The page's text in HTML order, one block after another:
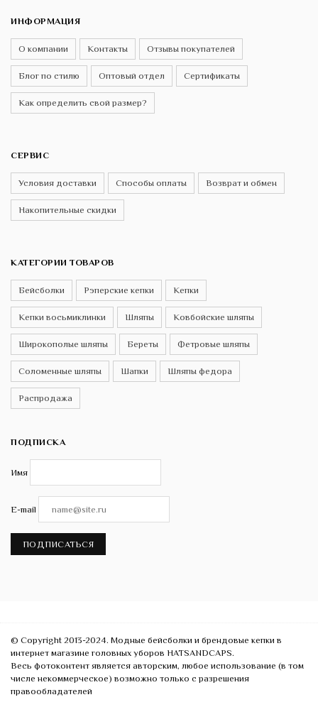
ИНФОРМАЦИЯ
О компании Контакты Отзывы покупателей
Блог по стилю Оптовый отдел Сертификаты
Как определить свой размер?
СЕРВИС
Условия доставки Способы оплаты Возврат и обмен
Накопительные скидки
КАТЕГОРИИ ТОВАРОВ
Бейсболки Рэперские кепки Кепки
Кепки восьмиклинки Шляпы Ковбойские шляпы
Широкополые шляпы Береты Фетровые шляпы
Соломенные шляпы Шапки Шляпы федора
Распродажа
ПОДПИСКА
Имя
E-mail
ПОДПИСАТЬСЯ
© Copyright 2013-2024. Модные бейсболки и брендовые кепки в
интернет магазине головных уборов HATSANDCAPS.
Весь фотоконтент является авторским, любое использование (в том
числе некоммерческое) возможно только с разрешения
правообладателей